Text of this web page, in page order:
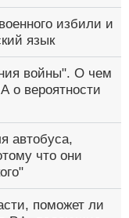
избили и
язык
войны". О чем
о вероятности
автобуса,
что они
поможет ли